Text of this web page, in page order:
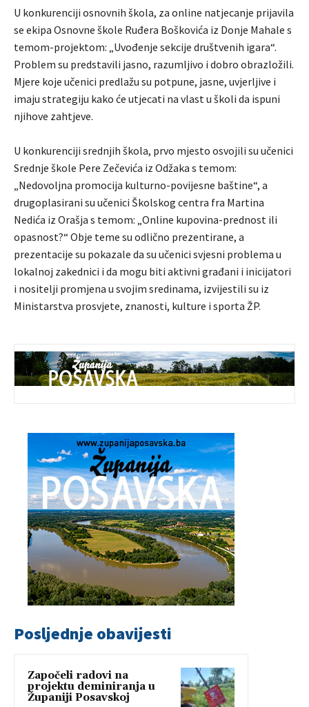
U konkurenciji osnovnih škola, za online natjecanje prijavila
se ekipa Osnovne škole Ruđera Boškovića iz Donje Mahale s
temom-projektom: „Uvođenje sekcije društvenih igara“.
Problem su predstavili jasno, razumljivo i dobro obrazložili.
Mjere koje učenici predlažu su potpune, jasne, uvjerljive i
imaju strategiju kako će utjecati na vlast u školi da ispuni
njihove zahtjeve.
U konkurenciji srednjih škola, prvo mjesto osvojili su učenici
Srednje škole Pere Zečevića iz Odžaka s temom:
„Nedovoljna promocija kulturno-povijesne baštine“, a
drugoplasirani su učenici Školskog centra fra Martina
Nedića iz Orašja s temom: „Online kupovina-prednost ili
opasnost?“ Obje teme su odlično prezentirane, a
prezentacije su pokazale da su učenici svjesni problema u
lokalnoj zakednici i da mogu biti aktivni građani i inicijatori
i nositelji promjena u svojim sredinama, izvijestili su iz
Ministarstva prosvjete, znanosti, kulture i sporta ŽP.
Posljednje obavijesti
Započeli radovi na
projektu deminiranja u
Županiji Posavskoj